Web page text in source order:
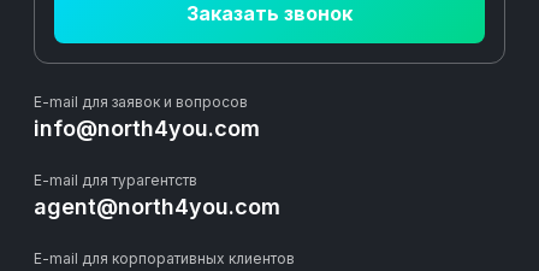
Заказать звонок
E-mail для заявок и вопросов
info@north4you.com
E-mail для турагентств
agent@north4you.com
E-mail для корпоративных клиентов